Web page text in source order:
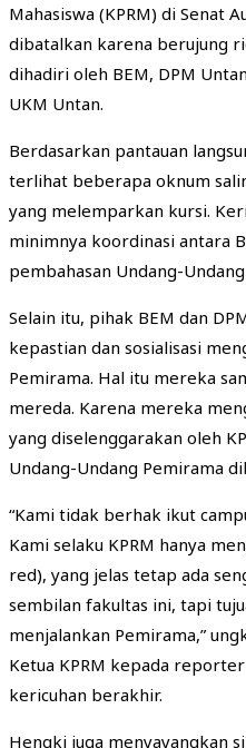
Mahasiswa (KPRM) di Senat
dibatalkan karena berujung
dihadiri oleh BEM, DPM
UKM Untan.
Berdasarkan pantauan
terlihat beberapa oknum
yang melemparkan kursi.
minimnya koordinasi antara
pembahasan Undang-
Selain itu, pihak BEM dan
kepastian dan sosialisasi
Pemirama. Hal itu mereka
mereda. Karena mereka
yang diselenggarakan oleh
Undang-Undang Pemirama
“Kami tidak berhak ikut
Kami selaku KPRM hanya
red), yang jelas tetap ada
sembilan fakultas ini, tapi
menjalankan Pemirama,”
Ketua KPRM kepada
kericuhan berakhir.
Hengki juga menyayangkan